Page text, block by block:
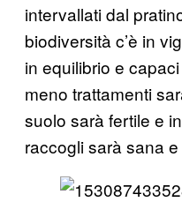
intervallati dal
biodiversità c’è in
in equilibrio e
meno trattamenti
suolo sarà fertile e
raccogli sarà sana